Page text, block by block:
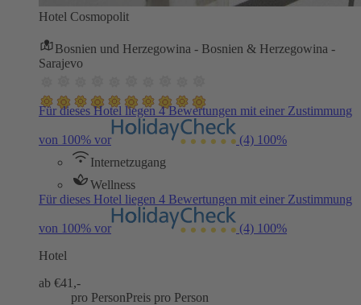
Hotel Cosmopolit
Bosnien und Herzegowina - Bosnien & Herzegowina -
Sarajevo
Für dieses Hotel liegen 4 Bewertungen mit einer Zustimmung
von 100% vor (4) 100%
Internetzugang
Wellness
Für dieses Hotel liegen 4 Bewertungen mit einer Zustimmung
von 100% vor (4) 100%
Hotel
ab €41,-
pro PersonPreis pro Person